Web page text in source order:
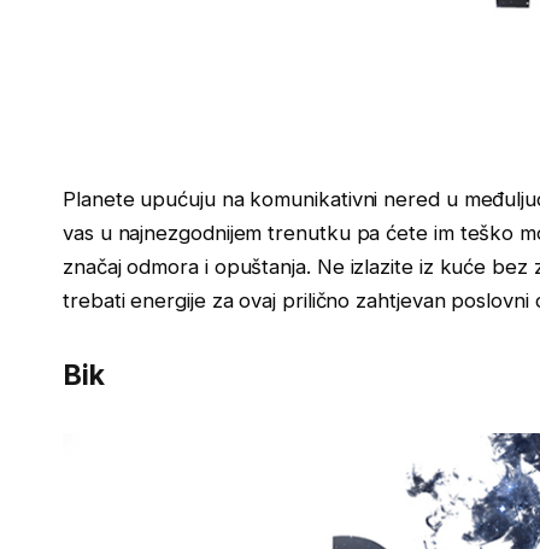
Planete upućuju na komunikativni nered u
vas u najnezgodnijem trenutku pa ćete im teško
značaj odmora i opuštanja. Ne izlazite iz kuće
trebati energije za ovaj prilično zahtjevan poslovni
Bik